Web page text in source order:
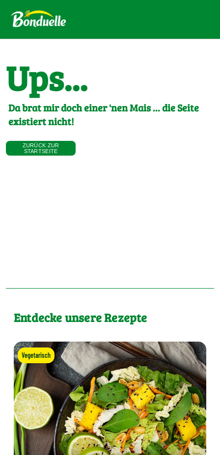
Ups...
Da brat mir doch einer 'nen Mais ... die Seite
existiert nicht!
ZURÜCK ZUR
STARTSEITE
Entdecke unsere Rezepte
Vegetarisch